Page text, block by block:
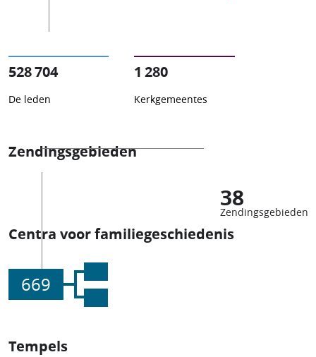
528 704
De leden
1 280
Kerkgemeentes
Zendingsgebieden
38
Zendingsgebieden
Centra voor familiegeschiedenis
669
Tempels